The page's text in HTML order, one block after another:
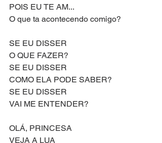
POIS EU TE AM...
O que ta acontecendo comigo?
SE EU DISSER
O QUE FAZER?
SE EU DISSER
COMO ELA PODE SABER?
SE EU DISSER
VAI ME ENTENDER?
OLÁ, PRINCESA
VEJA A LUA